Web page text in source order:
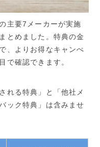
主要7メーカーが実施
とめました。特典の金
、よりお得なキャンぺ
で確認できます。
れる特典」と「他社メ
ック特典」は含みませ